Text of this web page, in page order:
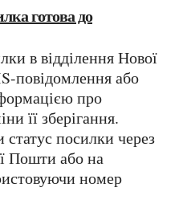
повідомлення або
про
її зберігання.
посилки через
Пошти або на
номер